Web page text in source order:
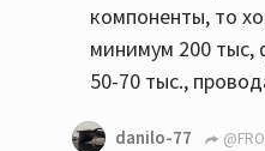
компоненты, то
минимум 200 тыс,
50-70 тыс.,
danilo-77